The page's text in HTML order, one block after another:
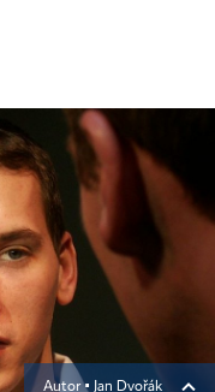
Autor ▪ Jan Dvořák